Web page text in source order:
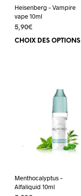
Heisenberg – Vampire
vape 10ml
5,90€
CHOIX DES OPTIONS
Menthocalyptus –
Alfaliquid 10ml